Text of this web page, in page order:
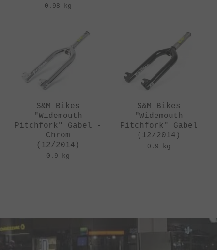
0.98 kg
S&M Bikes
"Widemouth
Pitchfork" Gabel -
Chrom
(12/2014)
0.9 kg
S&M Bikes
"Widemouth
Pitchfork" Gabel
(12/2014)
0.9 kg